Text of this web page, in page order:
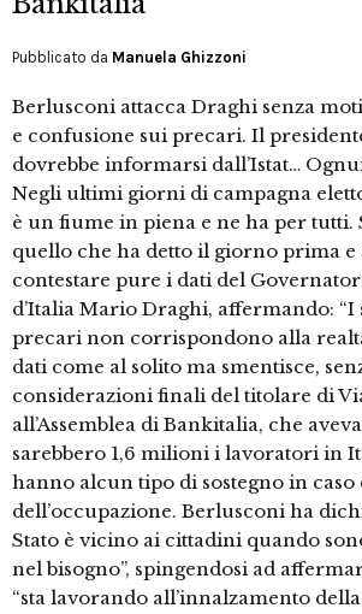
Pubblicato da Manuela Ghizzoni
Berlusconi attacca Draghi senza
e confusione sui precari. Il
dovrebbe informarsi dall’Istat…
Negli ultimi giorni di campagna
è un fiume in piena e ne ha per tutti.
quello che ha detto il giorno prima e
contestare pure i dati del
d’Italia Mario Draghi, affermando: “I
precari non corrispondono alla
dati come al solito ma smentisce,
considerazioni finali del titolare di
all’Assemblea di Bankitalia, che
sarebbero 1,6 milioni i lavoratori in
hanno alcun tipo di sostegno in
dell’occupazione. Berlusconi ha
Stato è vicino ai cittadini quando
nel bisogno”, spingendosi ad
“sta lavorando all’innalzamento